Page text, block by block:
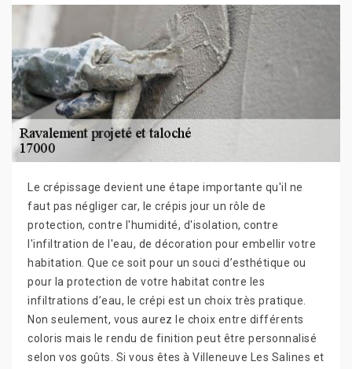
Le crépissage devient une étape importante qu'il ne
faut pas négliger car, le crépis jour un rôle de
protection, contre l'humidité, d'isolation, contre
l'infiltration de l'eau, de décoration pour embellir votre
habitation. Que ce soit pour un souci d’esthétique ou
pour la protection de votre habitat contre les
infiltrations d’eau, le crépi est un choix très pratique.
Non seulement, vous aurez le choix entre différents
coloris mais le rendu de finition peut être personnalisé
selon vos goûts. Si vous êtes à Villeneuve Les Salines et